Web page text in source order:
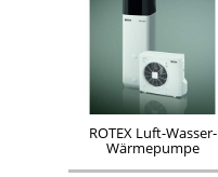
ROTEX Luft-Wasser-
Wärmepumpe